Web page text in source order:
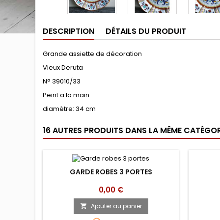
DESCRIPTION DÉTAILS DU PRODUIT
Grande assiette de décoration
Vieux Deruta
N° 39010/33
Peint a la main
diamètre: 34 cm
16 AUTRES PRODUITS DANS LA MÊME
GARDE ROBES 3 PORTES
Prix
0,00 €
 Ajouter au panier